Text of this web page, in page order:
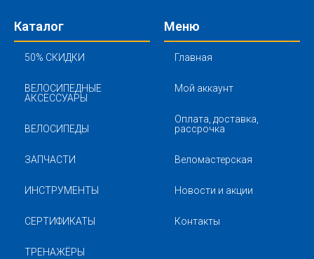
Каталог
50% СКИДКИ
ВЕЛОСИПЕДНЫЕ
АКСЕССУАРЫ
ВЕЛОСИПЕДЫ
ЗАПЧАСТИ
ИНСТРУМЕНТЫ
СЕРТИФИКАТЫ
ТРЕНАЖЁРЫ
Меню
Главная
Мой аккаунт
Оплата, доставка,
рассрочка
Веломастерская
Новости и акции
Контакты